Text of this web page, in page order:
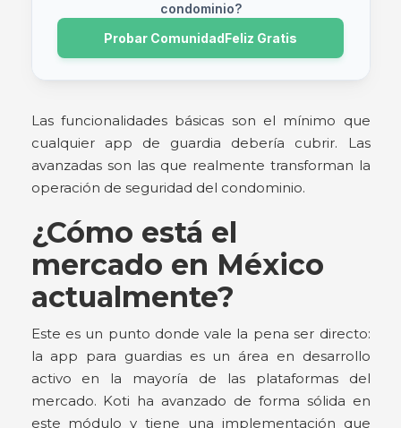
condominio?
Probar ComunidadFeliz Gratis
Las funcionalidades básicas son el mínimo que
cualquier app de guardia debería cubrir. Las
avanzadas son las que realmente transforman la
operación de seguridad del condominio.
¿Cómo está el
mercado en México
actualmente?
Este es un punto donde vale la pena ser directo:
la app para guardias es un área en desarrollo
activo en la mayoría de las plataformas del
mercado. Koti ha avanzado de forma sólida en
este módulo y tiene una implementación que